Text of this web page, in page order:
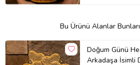
Bu Ürünü Alanlar
Doğum Günü
Arkadaşa İsimli